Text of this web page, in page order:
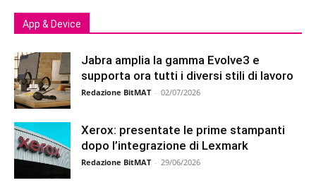
App & Device
Jabra amplia la gamma Evolve3 e
supporta ora tutti i diversi stili di lavoro
Redazione BitMAT - 02/07/2026
Xerox: presentate le prime stampanti
dopo l’integrazione di Lexmark
Redazione BitMAT - 29/06/2026